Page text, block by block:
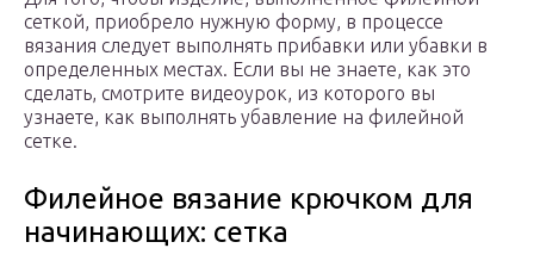
сеткой, приобрело нужную форму, в процессе
вязания следует выполнять прибавки или убавки в
определенных местах. Если вы не знаете, как это
сделать, смотрите видеоурок, из которого вы
узнаете, как выполнять убавление на филейной
сетке.
Филейное вязание крючком для
начинающих: сетка